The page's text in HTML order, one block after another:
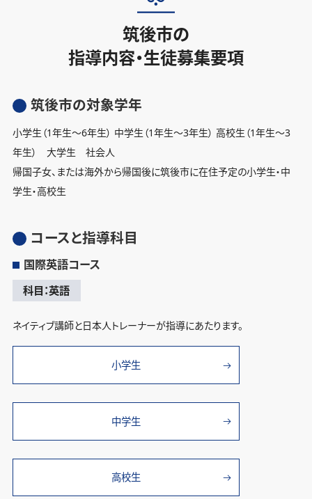
筑後市の
指導内容・生徒募集要項
筑後市の対象学年
小学生（1年生〜6年生） 中学生（1年生〜3年生） 高校生（1年生〜3
年生） 大学生 社会人
帰国子女、または海外から帰国後に筑後市に在住予定の小学生・中
学生・高校生
コースと指導科目
国際英語コース
科目：英語
ネイティブ講師と日本人トレーナーが指導にあたります。
小学生
中学生
高校生